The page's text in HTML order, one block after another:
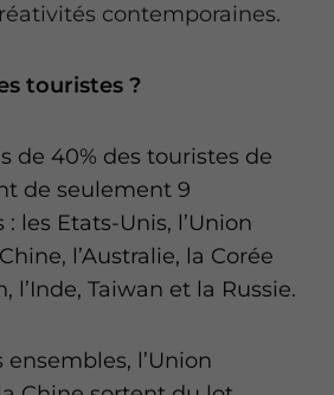
contemporaines.
touristes ?
de 40% des touristes de
de seulement 9
les Etats-Unis, l’Union
l’Australie, la Corée
l’Inde, Taiwan et la Russie.
l’Union